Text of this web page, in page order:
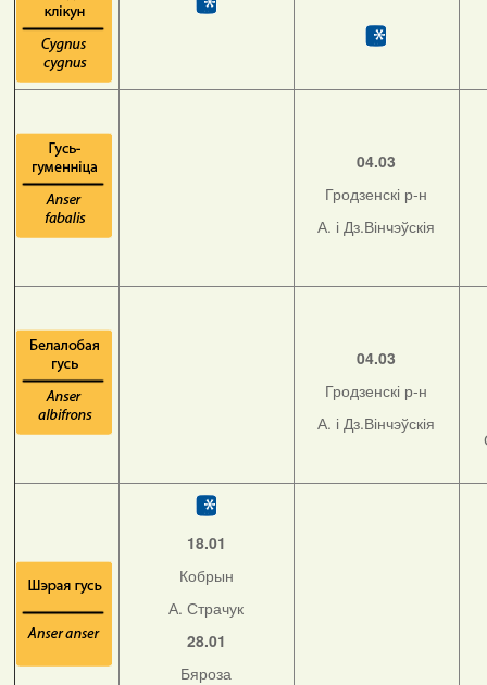
04.03
Гродзенскі р-н
А. і Дз.Вінчэўскія
04.03
Гродзенскі р-н
А. і Дз.Вінчэўскія
18.01
Кобрын
А. Страчук
28.01
Бяроза